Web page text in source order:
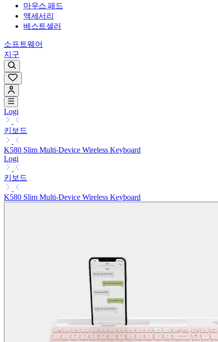
마우스 패드
액세서리
베스트셀러
소프트웨어
지구
Logi
키보드
K580 Slim Multi-Device Wireless Keyboard
Logi
키보드
K580 Slim Multi-Device Wireless Keyboard